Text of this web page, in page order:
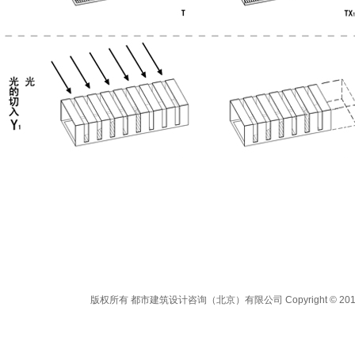
版权所有 都市建筑设计咨询（北京）有限公司 Copyright ©